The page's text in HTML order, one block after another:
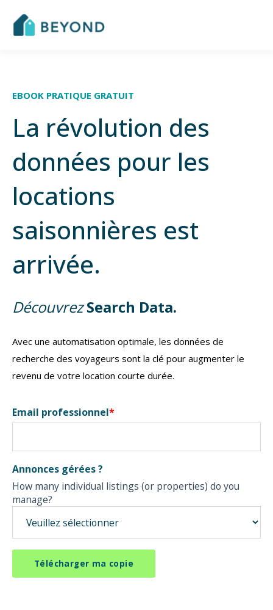
EBOOK PRATIQUE GRATUIT
La révolution des
données pour les
locations
saisonnières est
arrivée.
DécouvrezSearch Data.
Avec une automatisation optimale, les données de
recherche des voyageurs sont la clé pour augmenter le
revenu de votre location courte durée.
Email professionnel*
Annonces gérées ?
How many individual listings (or properties) do you
manage?